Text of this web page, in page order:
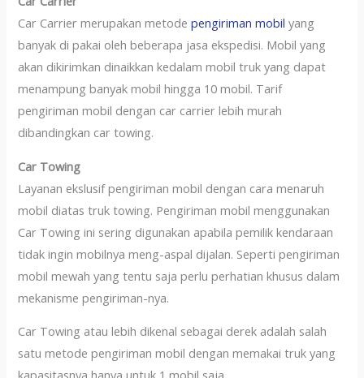
Car Carrier merupakan metodepengiriman mobil yang
banyak di pakai oleh beberapa jasa ekspedisi. Mobil yang
akan dikirimkan dinaikkan kedalam mobil truk yang dapat
menampung banyak mobil hingga 10 mobil. Tarif
pengiriman mobil dengan car carrier lebih murah
dibandingkan car towing.
Car Towing
Layanan ekslusif pengiriman mobil dengan cara menaruh
mobil diatas truk towing. Pengiriman mobil menggunakan
Car Towing ini sering digunakan apabila pemilik kendaraan
tidak ingin mobilnya meng-aspal dijalan. Seperti pengiriman
mobil mewah yang tentu saja perlu perhatian khusus dalam
mekanisme pengiriman-nya.
Car Towing atau lebih dikenal sebagai derek adalah salah
satu metode pengiriman mobil dengan memakai truk yang